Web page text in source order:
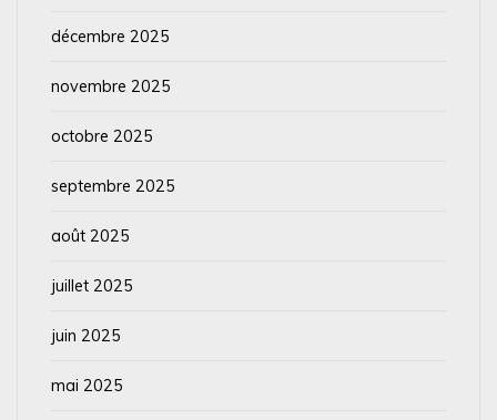
décembre 2025
novembre 2025
octobre 2025
septembre 2025
août 2025
juillet 2025
juin 2025
mai 2025